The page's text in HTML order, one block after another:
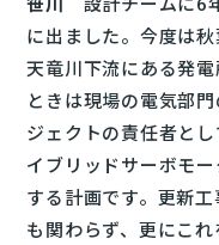
笹川
設計チームに6
に出ました。今度は
天竜川下流にある発
ときは現場の電気部
ジェクトの責任者と
イブリッドサーボモ
する計画です。更新
も関わらず、更にこ